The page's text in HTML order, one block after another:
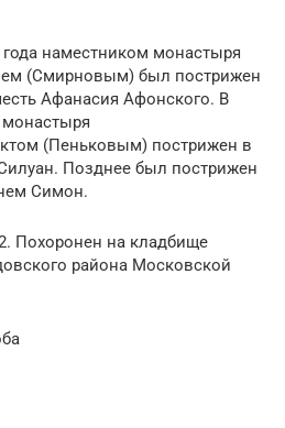
наместником монастыря
(Смирновым) был пострижен
Афанасия Афонского. В
монастыря
(Пеньковым) пострижен в
Позднее был пострижен
Симон.
Похоронен на кладбище
района Московской